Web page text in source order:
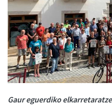
Gaur eguerdiko